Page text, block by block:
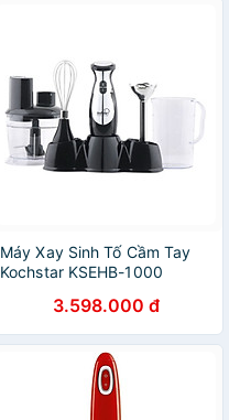
Máy Xay Sinh Tố Cầm Tay
Kochstar KSEHB-1000
3.598.000 đ